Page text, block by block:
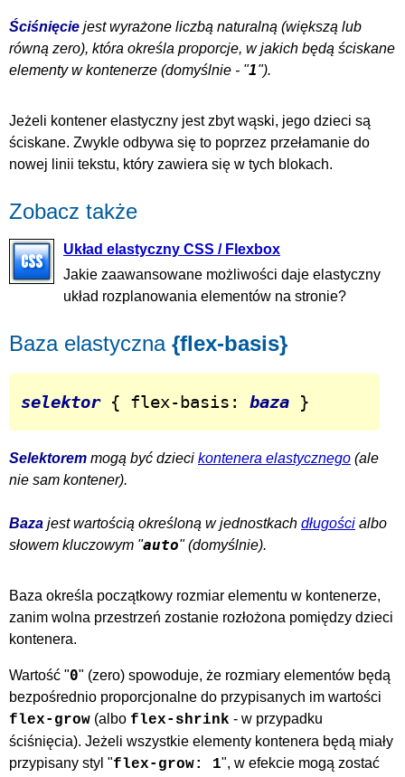
Ściśnięcie jest wyrażone liczbą naturalną (większą lub
równą zero), która określa proporcje, w jakich będą ściskane
elementy w kontenerze (domyślnie - "1").
Jeżeli kontener elastyczny jest zbyt wąski, jego dzieci są
ściskane. Zwykle odbywa się to poprzez przełamanie do
nowej linii tekstu, który zawiera się w tych blokach.
Zobacz także
Układ elastyczny CSS / Flexbox
Jakie zaawansowane możliwości daje elastyczny
układ rozplanowania elementów na stronie?
Baza elastyczna {flex-basis}
selektor { flex-basis: baza }
Selektorem mogą być dzieci kontenera elastycznego (ale
nie sam kontener).
Baza jest wartością określoną w jednostkach długości albo
słowem kluczowym "auto" (domyślnie).
Baza określa początkowy rozmiar elementu w kontenerze,
zanim wolna przestrzeń zostanie rozłożona pomiędzy dzieci
kontenera.
Wartość "0" (zero) spowoduje, że rozmiary elementów będą
bezpośrednio proporcjonalne do przypisanych im wartości
flex-grow (albo flex-shrink - w przypadku
ściśnięcia). Jeżeli wszystkie elementy kontenera będą miały
przypisany styl "flex-grow: 1", w efekcie mogą zostać